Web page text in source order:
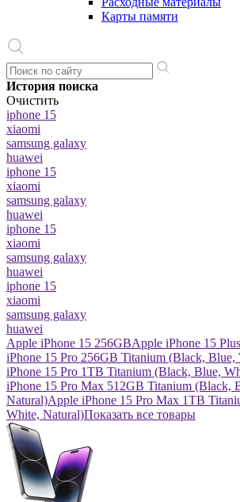
Карты памяти
История поиска
Очистить
iphone 15
xiaomi
samsung galaxy
huawei
iphone 15
xiaomi
samsung galaxy
huawei
iphone 15
xiaomi
samsung galaxy
huawei
iphone 15
xiaomi
samsung galaxy
huawei
Apple iPhone 15 256GBApple iPhone 15
iPhone 15 Pro 256GB Titanium (Black, Blue,
iPhone 15 Pro 1TB Titanium (Black, Blue,
iPhone 15 Pro Max 512GB Titanium (Black,
Natural)Apple iPhone 15 Pro Max 1TB
White, Natural)Показать все товары